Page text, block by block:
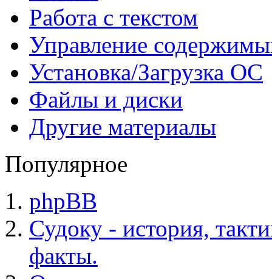
Работа с текстом
Управление
Установка/Загрузка ОС
Файлы и диски
Другие материалы
Популярное
phpBB
Судоку - история,
факты.